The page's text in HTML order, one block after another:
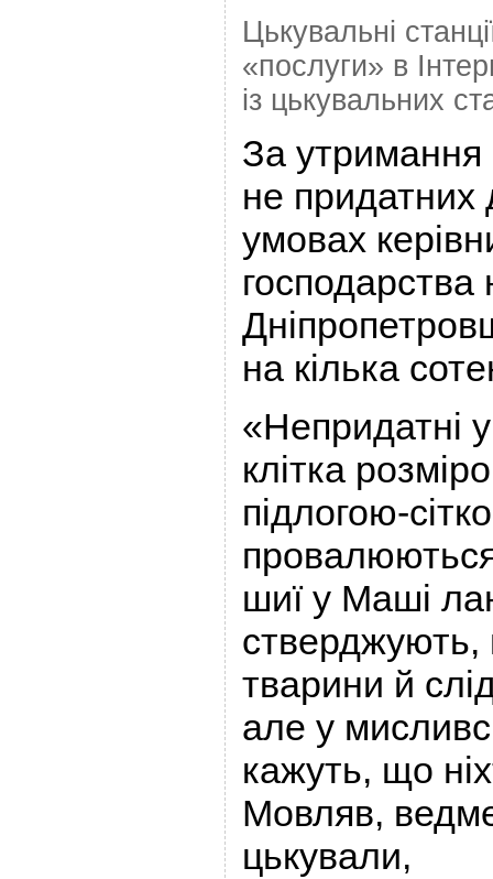
Цькувальні
«послуги» в
із цькувальних
За
не придатних
умовах
господарства
на кілька
«Непридатні
клітка
підлогою-
шиї у Маші
стверджують,
тварини й
але у
кажуть, що
Мовляв,
цькували,